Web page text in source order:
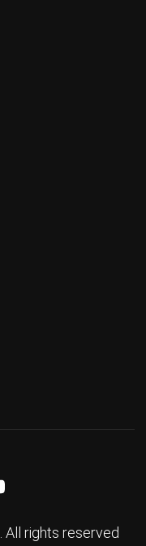
. All rights reserved